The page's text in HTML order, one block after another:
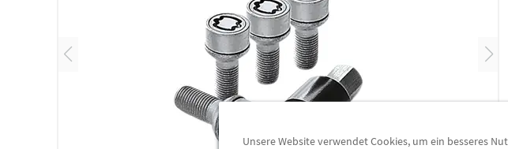
Unsere Website verwendet Cookies, um ein besseres